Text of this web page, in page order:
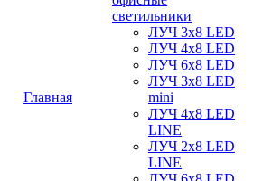
Главная
светильники
ЛУЧ 3х8 LED
ЛУЧ 4х8 LED
ЛУЧ 6х8 LED
ЛУЧ 3х8 LED
mini
ЛУЧ 4х8 LED
LINE
ЛУЧ 2х8 LED
LINE